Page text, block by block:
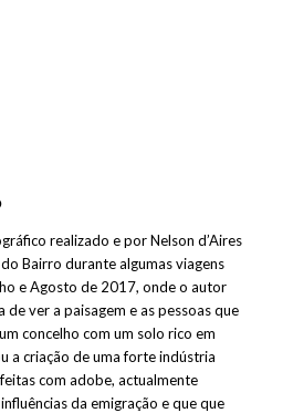
realizado e por Nelson d’Aires
Bairro durante algumas viagens
e Agosto de 2017, onde o autor
de ver a paisagem e as pessoas que
concelho com um solo rico em
a criação de uma forte indústria
com adobe, actualmente
da emigração e que que